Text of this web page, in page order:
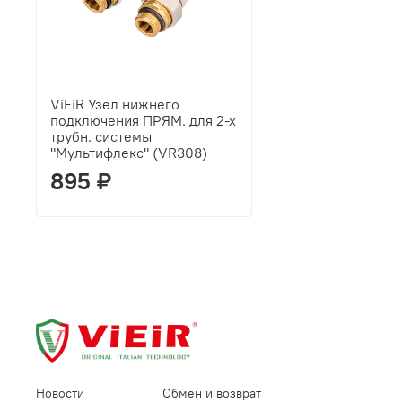
ViEiR Узел нижнего
подключения ПРЯМ. для 2-х
трубн. системы
"Мультифлекс" (VR308)
895 ₽
Новости Обмен и возврат